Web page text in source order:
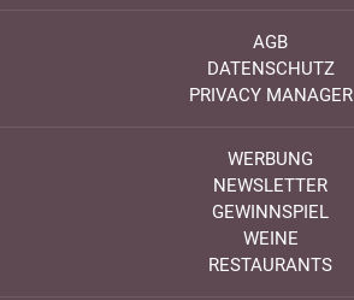
AGB
DATENSCHUTZ
PRIVACY MANAGER
WERBUNG
NEWSLETTER
GEWINNSPIEL
WEINE
RESTAURANTS